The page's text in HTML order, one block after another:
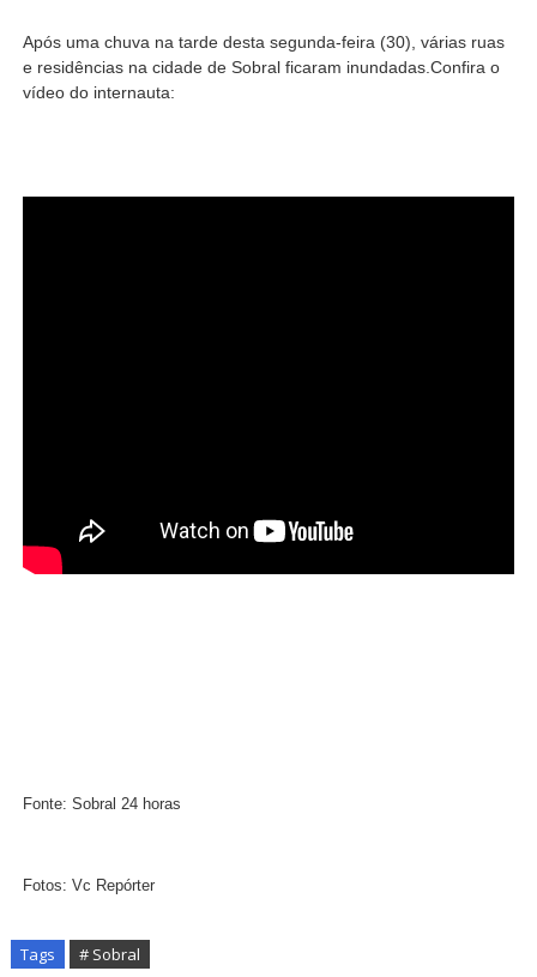
Após uma chuva na tarde desta segunda-feira (30), várias ruas
e residências na cidade de Sobral ficaram inundadas.Confira o
vídeo do internauta:
Fonte: Sobral 24 horas
Fotos: Vc Repórter
Tags # Sobral